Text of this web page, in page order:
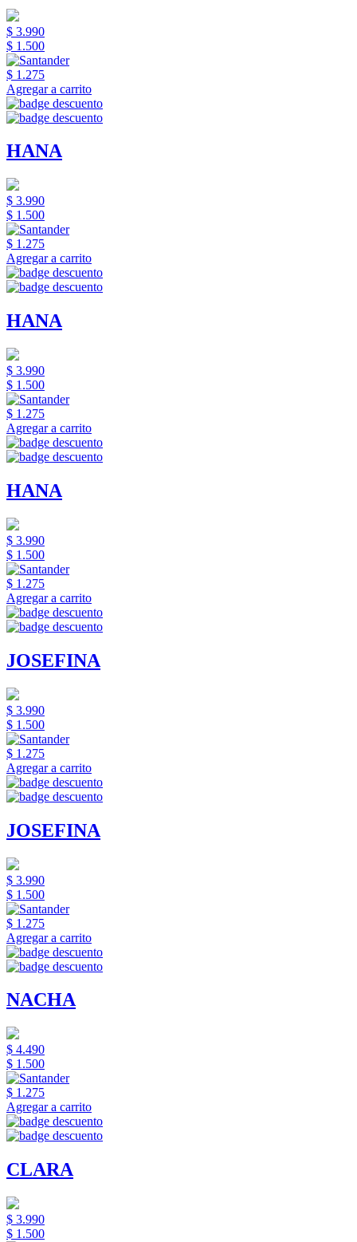
$ 3.990
$ 1.500
$ 1.275
Agregar a carrito
HANA
$ 3.990
$ 1.500
$ 1.275
Agregar a carrito
HANA
$ 3.990
$ 1.500
$ 1.275
Agregar a carrito
HANA
$ 3.990
$ 1.500
$ 1.275
Agregar a carrito
JOSEFINA
$ 3.990
$ 1.500
$ 1.275
Agregar a carrito
JOSEFINA
$ 3.990
$ 1.500
$ 1.275
Agregar a carrito
NACHA
$ 4.490
$ 1.500
$ 1.275
Agregar a carrito
CLARA
$ 3.990
$ 1.500